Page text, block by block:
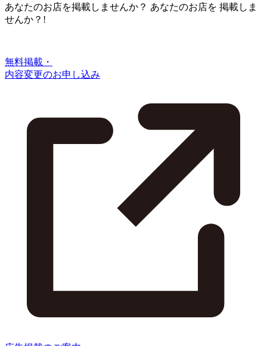
あなたのお店を掲載しませんか？ あなたのお店を 掲載しま
せんか？!
無料掲載・
内容変更のお申し込み